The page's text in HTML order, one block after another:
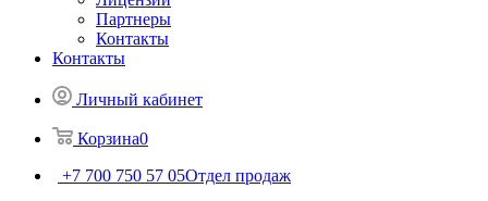
Партнеры
Контакты
Контакты
Личный кабинет
Корзина0
+7 700 750 57 05Отдел продаж